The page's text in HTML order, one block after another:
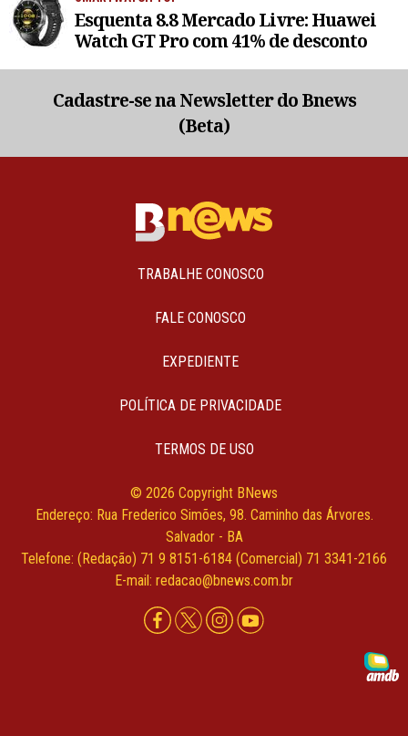
Esquenta 8.8 Mercado Livre: Huawei
Watch GT Pro com 41% de desconto
Cadastre-se na Newsletter do Bnews
(Beta)
TRABALHE CONOSCO
FALE CONOSCO
EXPEDIENTE
POLÍTICA DE PRIVACIDADE
TERMOS DE USO
© 2026 Copyright BNews
Endereço: Rua Frederico Simões, 98. Caminho das Árvores.
Salvador - BA
Telefone: (Redação) 71 9 8151-6184 (Comercial) 71 3341-2166
E-mail: redacao@bnews.com.br